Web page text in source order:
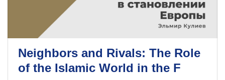
Neighbors and Rivals: The Role
of the Islamic World in the F